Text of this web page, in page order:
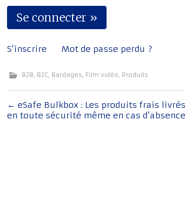
S’inscrire Mot de passe perdu ?
B2B, B2C, Bardages, Film vidéo, Produits
Navigation
de
← eSafe Bulkbox : Les produits frais livrés
en toute sécurité même en cas d’absence